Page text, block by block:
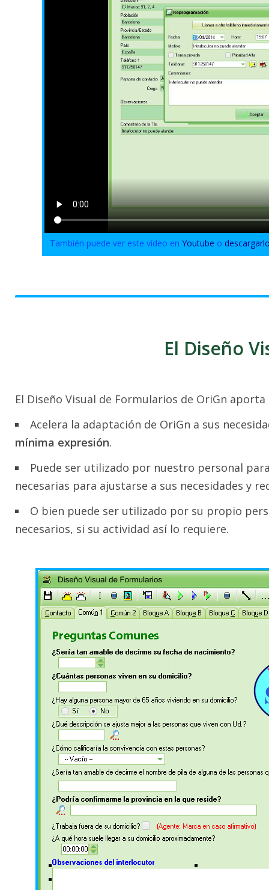
También puede ver este vídeo enYoutube o
El Diseño
El Diseño Visual de Formularios de OriGn
Acelera la adaptación de OriGn a sus
mínima expresión.
Puede ser utilizado por nuestro personal
necesarias para ajustarse a sus necesidades y
O bien puede ser utilizado por su propio
necesarios, si su actividad así lo requiere.